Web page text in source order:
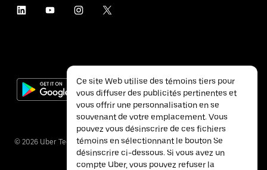
© 2026 Uber Technologies inc.
Ce site Web utilise des témoins tiers pour
vous diffuser des publicités pertinentes et
vous offrir une personnalisation en se
souvenant de votre emplacement. Vous
pouvez vous désinscrire de ces fichiers
témoins en sélectionnant le bouton Se
désinscrire ci-dessous. Si vous avez un
compte Uber, vous pouvez refuser la